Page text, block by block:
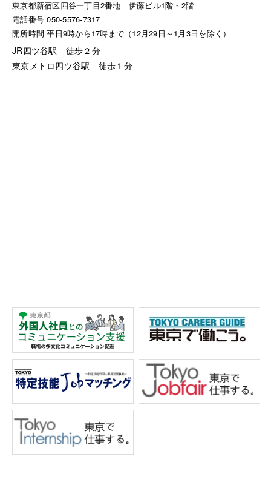
東京都新宿区四谷一丁目2番地 伊藤ビル1階・2階
電話番号 050-5576-7317
開所時間 平日9時から17時まで（12月29日～1月3日を除く）
JR四ツ谷駅 徒歩２分
東京メトロ四ツ谷駅 徒歩１分